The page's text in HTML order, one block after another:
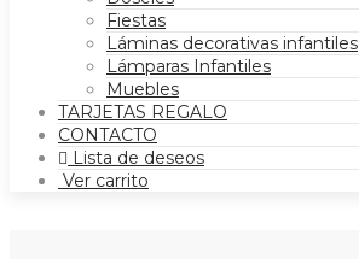
Fiestas
Láminas decorativas infantiles
Lámparas Infantiles
Muebles
TARJETAS REGALO
CONTACTO
Lista de deseos
Ver carrito